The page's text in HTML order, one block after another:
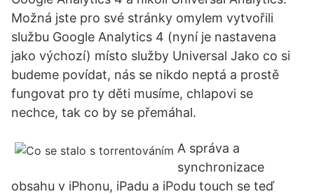
Možná jste pro své stránky omylem vytvořili
službu Google Analytics 4 (nyní je nastavena
jako výchozí) místo služby Universal Jako co si
budeme povídat, nás se nikdo neptá a prostě
fungovat pro ty děti musíme, chlapovi se
nechce, tak co by se přemáhal.
A správa a
synchronizace
obsahu v iPhonu, iPadu a iPodu touch se teď